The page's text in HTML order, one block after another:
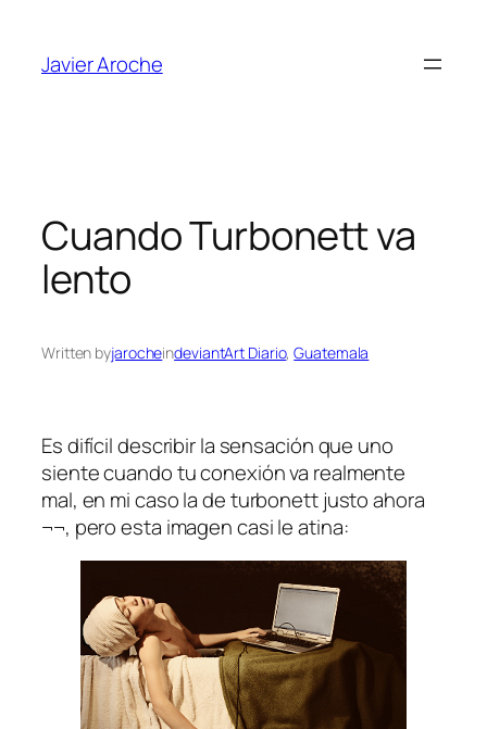
content
Javier Aroche
Cuando Turbonett va
lento
Written byjarocheindeviantArt Diario, Guatemala
Es difícil describir la sensación que uno
siente cuando tu conexión va realmente
mal, en mi caso la de turbonett justo ahora
¬¬, pero esta imagen casi le atina: